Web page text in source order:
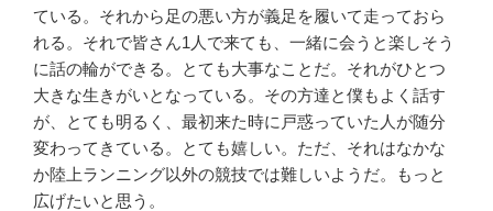
ている。それから足の悪い方が義足を履いて走っておら
れる。それで皆さん1人で来ても、一緒に会うと楽しそう
に話の輪ができる。とても大事なことだ。それがひとつ
大きな生きがいとなっている。その方達と僕もよく話す
が、とても明るく、最初来た時に戸惑っていた人が随分
変わってきている。とても嬉しい。ただ、それはなかな
か陸上ランニング以外の競技では難しいようだ。もっと
広げたいと思う。